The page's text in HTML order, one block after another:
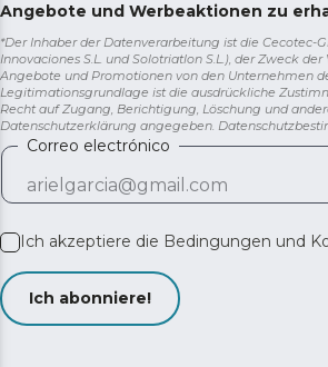
Angebote und Werbeaktionen zu
*Der Inhaber der Datenverarbeitung ist die Cecotec-
Innovaciones S.L. und Solotriatlon S.L.), der Zweck
Angebote und Promotionen von den Unternehmen
Legitimationsgrundlage ist die ausdrückliche
Recht auf Zugang, Berichtigung, Löschung und
Datenschutzerklärung angegeben.
Correo electrónico
Ich akzeptiere die Bedingungen und
Ich abonniere!